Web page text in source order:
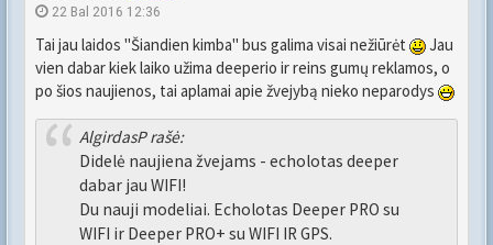
22 Bal 2016 12:36
Tai jau laidos "Šiandien kimba" bus galima visai nežiūrėt
Jau
vien dabar kiek laiko užima deeperio ir reins gumų reklamos, o
po šios naujienos, tai aplamai apie žvejybą nieko neparodys
AlgirdasP rašė:
Didelė naujiena žvejams - echolotas deeper
dabar jau WIFI!
Du nauji modeliai. Echolotas Deeper PRO su
WIFI ir Deeper PRO+ su WIFI IR GPS.